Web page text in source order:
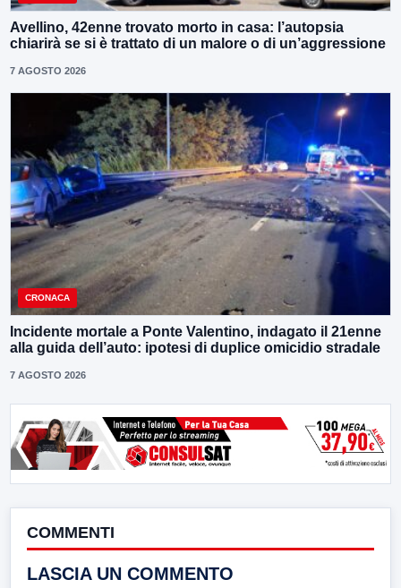
Avellino, 42enne trovato morto in casa: l’autopsia
chiarirà se si è trattato di un malore o di un’aggressione
7 AGOSTO 2026
CRONACA
Incidente mortale a Ponte Valentino, indagato il 21enne
alla guida dell’auto: ipotesi di duplice omicidio stradale
7 AGOSTO 2026
COMMENTI
LASCIA UN COMMENTO